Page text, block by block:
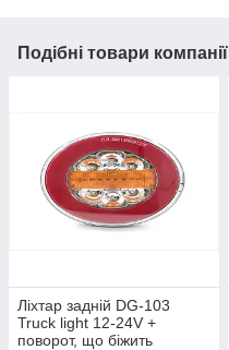
Подібні товари компанії
Ліхтар задній DG-103
Truck light 12-24V +
поворот, що біжить